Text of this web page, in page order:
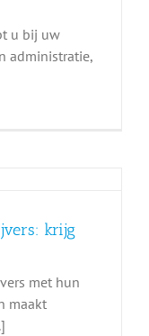
u bij uw
administratie,
krijg
met hun
maakt